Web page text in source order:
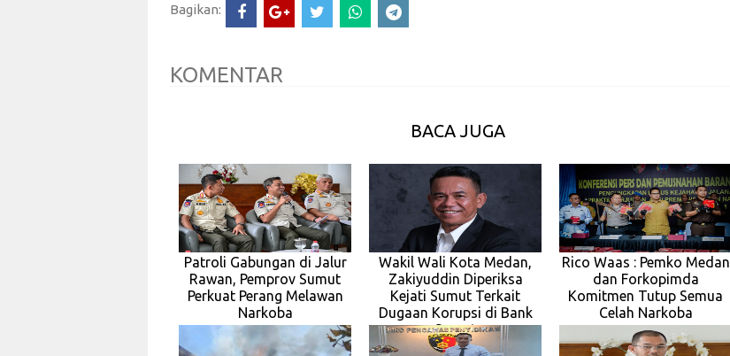
Bagikan:
KOMENTAR
BACA JUGA
Patroli Gabungan di Jalur
Rawan, Pemprov Sumut
Perkuat Perang Melawan
Narkoba
Wakil Wali Kota Medan,
Zakiyuddin Diperiksa
Kejati Sumut Terkait
Dugaan Korupsi di Bank
Sumut
Rico Waas : Pemko Medan
dan Forkopimda
Komitmen Tutup Semua
Celah Narkoba